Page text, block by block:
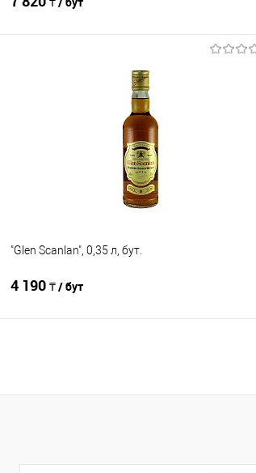
В корзину
"Glen Scanlan", 0,35 л, бут.
4 190 ₸ / бут
Сравнение